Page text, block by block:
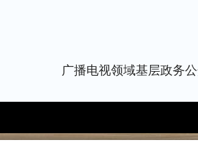
广播电视领域基层政务